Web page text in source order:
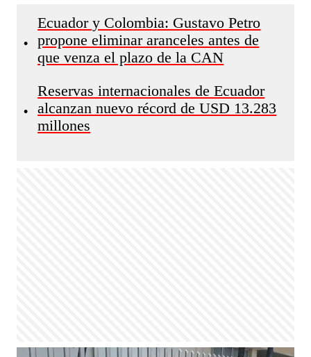
•
Ecuador y Colombia: Gustavo Petro
propone eliminar aranceles antes de
que venza el plazo de la CAN
•
Reservas internacionales de Ecuador
alcanzan nuevo récord de USD 13.283
millones